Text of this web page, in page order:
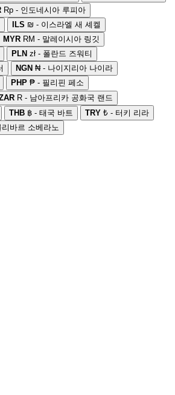
Rp - 인도네시아 루피아
ILS ₪ - 이스라엘 새 셰켈
MYR RM - 말레이시아 링깃
PLN zł - 폴란드 즈워티
NGN ₦ - 나이지리아 나이라
PHP ₱ - 필리핀 페소
R - 남아프리카 공화국 랜드
THB ฿ - 태국 바트 TRY ₺ - 터키 리라
바르 소베라노